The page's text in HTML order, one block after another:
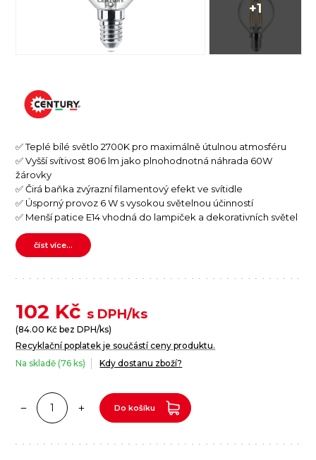
+1
✅ Teplé bílé světlo 2700K pro maximálně útulnou atmosféru
✅ Vyšší svítivost 806 lm jako plnohodnotná náhrada 60W
žárovky
✅ Čirá baňka zvýrazní filamentový efekt ve svítidle
✅ Úsporný provoz 6 W s vysokou světelnou účinností
✅ Menší patice E14 vhodná do lampiček a dekorativních světel
číst více...
102 Kč s DPH/ks
(84.00 Kč bez DPH/ks)
Recyklační poplatek je součástí ceny produktu.
Na skladě (76 ks)
Kdy dostanu zboží?
Do košíku